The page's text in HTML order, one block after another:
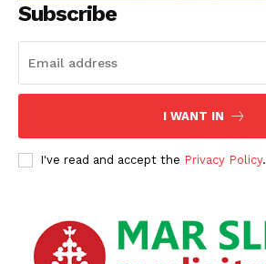
Subscribe
I WANT IN
I've read and accept the Privacy Policy.